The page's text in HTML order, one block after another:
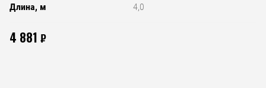
Длина, м 4,0
4 881 ₽